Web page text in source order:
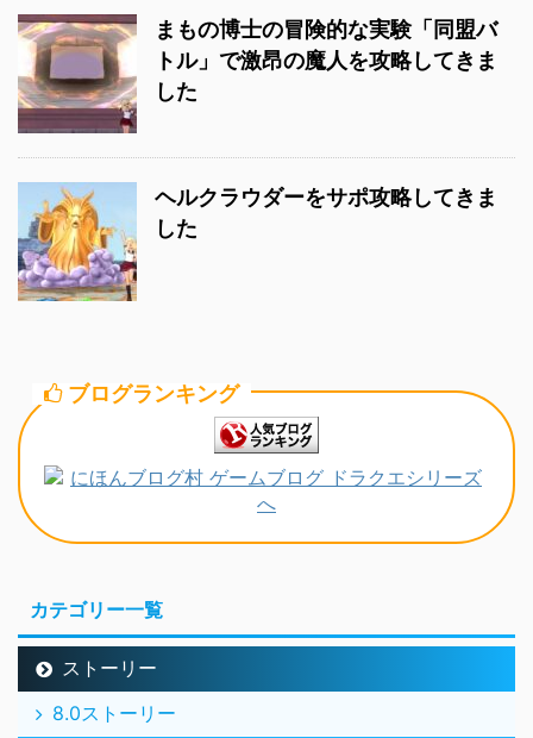
まもの博士の冒険的な実験「同盟バ
トル」で激昂の魔人を攻略してきま
した
ヘルクラウダーをサポ攻略してきま
した
ブログランキング
カテゴリー一覧
ストーリー
8.0ストーリー